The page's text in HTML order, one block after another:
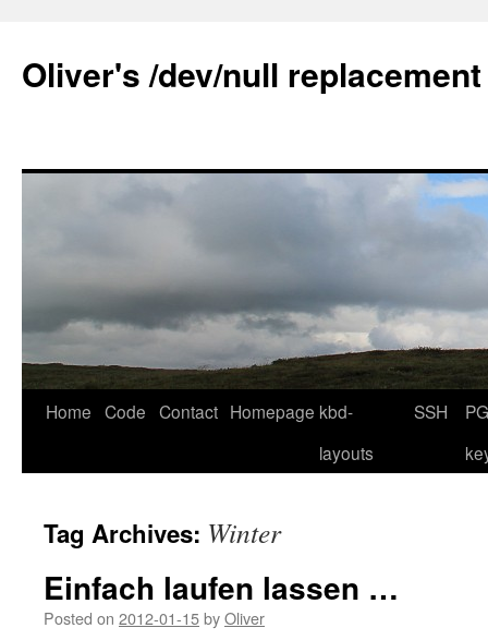
content
Oliver's /dev/null replacement
Home Code Contact Homepage kbd-
layouts
SSH
Tag Archives: Winter
Einfach laufen lassen …
Posted on 2012-01-15byOliver